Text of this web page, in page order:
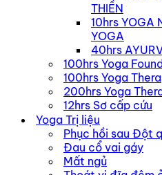
THIỀN
10hrs YOGA
YOGA
40hrs
100hrs Yoga
100hrs Yoga
200hrs Yoga
12hrs Sơ cấp cứu
Yoga Trị liệu
Phục hồi sau Đột
Đau cổ vai gáy
Mất ngủ